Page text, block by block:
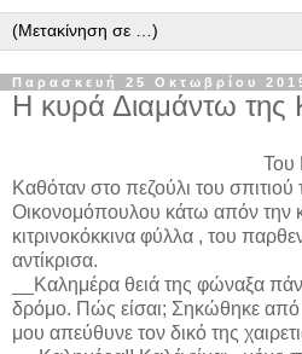
Παρασκευή 25 Οκτωβρίου
Η κυρά Διαμάντω της
Του
Καθόταν στο πεζούλι του
Οικονομόπουλου κάτω απόν την
κιτρινοκόκκινα φύλλα , του
αντίκρισα.
__Καλημέρα θειά της φώναξα
δρόμο. Πώς είσαι; Σηκώθηκε από
μου απεύθυνε τον δικό της